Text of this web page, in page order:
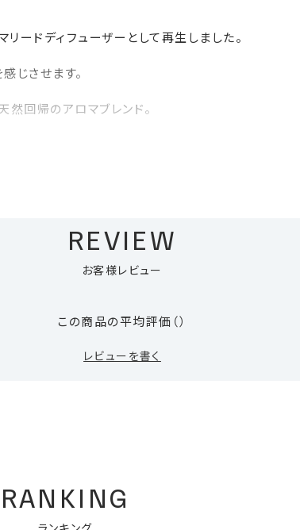
いう想いから生まれたのが、このリードディフュー
じっくりと乾燥。
ードディフューザーとして再生しました。
じさせます。
然回帰のアロマブレンド。
REVIEW
お客様レビュー
この商品の平均評価 （）
レビューを書く
RANKING